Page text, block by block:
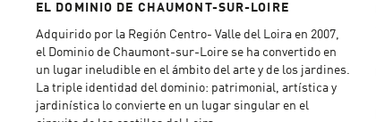
EL DOMINIO DE CHAUMONT-SUR-LOIRE
Adquirido por la Región Centro- Valle del Loira en 2007,
el Dominio de Chaumont-sur-Loire se ha convertido en
un lugar ineludible en el ámbito del arte y de los jardines.
La triple identidad del dominio: patrimonial, artística y
jardinística lo convierte en un lugar singular en el